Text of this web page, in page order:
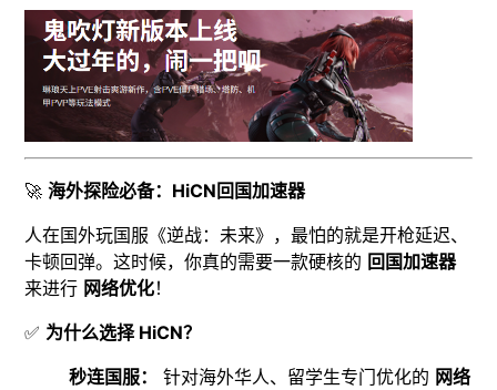
🚀海外探险必备：HiCN回国加速器
人在国外玩国服《逆战：未来》，最怕的就是开枪延迟、
卡顿回弹。这时候，你真的需要一款硬核的 回国加速器
来进行 网络优化！
✅ 为什么选择 HiCN？
秒连国服：
针对海外华人、留学生专门优化的 网络